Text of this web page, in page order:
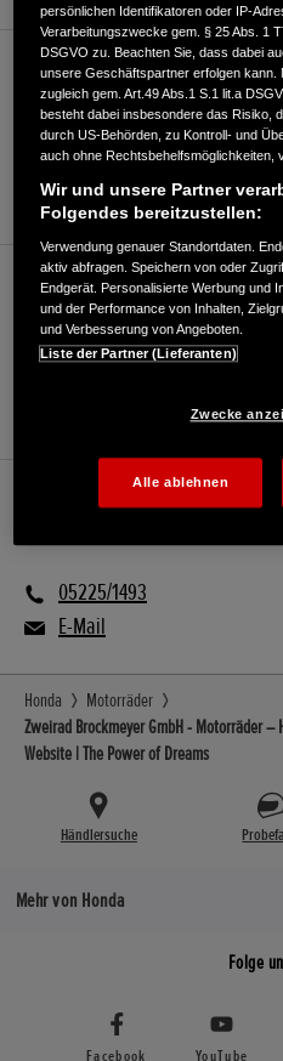
Motorrad/Roller
05225/1493
E-Mail
Motorrad/Roller
E Mobilität
05225/1493
E-Mail
Honda
Motorräder
Zweirad Brockmeyer GmbH - Motorräder –
Website | The Power of Dreams
Händlersuche
Mehr von Honda
Folge
Facebook YouTube
persönlichen Identifikatoren oder IP-
Verarbeitungszwecke gem. § 25 Abs. 1
DSGVO zu. Beachten Sie, dass dabei
unsere Geschäftspartner erfolgen kann.
zugleich gem. Art.49 Abs.1 S.1 lit.a
besteht dabei insbesondere das Risiko,
durch US-Behörden, zu Kontroll- und
auch ohne Rechtsbehelfsmöglichkeiten,
Wir und unsere Partner
Folgendes bereitzustellen:
Verwendung genauer Standortdaten.
aktiv abfragen. Speichern von oder
Endgerät. Personalisierte Werbung und
und der Performance von Inhalten,
und Verbesserung von Angeboten.
Liste der Partner (Lieferanten)
Zwecke
Alle ablehnen